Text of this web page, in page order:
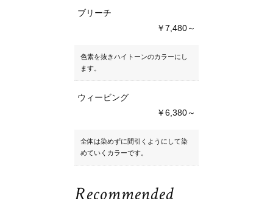
ブリーチ
￥7,480～
色素を抜きハイトーンのカラーにし
ます。
ウィービング
￥6,380～
全体は染めずに間引くようにして染
めていくカラーです。